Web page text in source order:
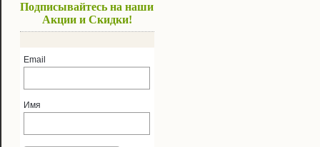
Подписывайтесь на наши
Акции и Скидки!
Email
Имя